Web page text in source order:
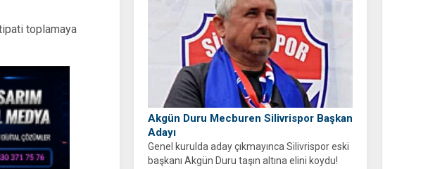
Akgün Duru Mecburen Silivrispor Başkan
Adayı
Genel kurulda aday çıkmayınca Silivrispor eski
başkanı Akgün Duru taşın altına elini koydu!
toplamaya